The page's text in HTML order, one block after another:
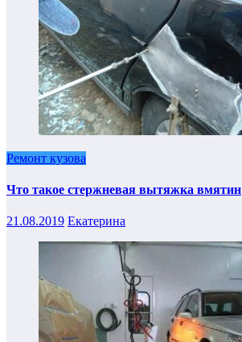
Ремонт кузова
Что такое стержневая вытяжка вмятин
21.08.2019 Екатерина